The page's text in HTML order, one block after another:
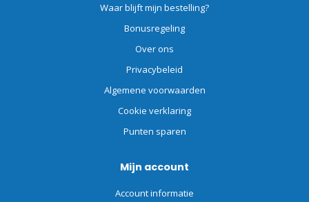
Waar blijft mijn bestelling?
Bonusregeling
Over ons
Privacybeleid
Algemene voorwaarden
Cookie verklaring
Punten sparen
Mijn account
Account informatie